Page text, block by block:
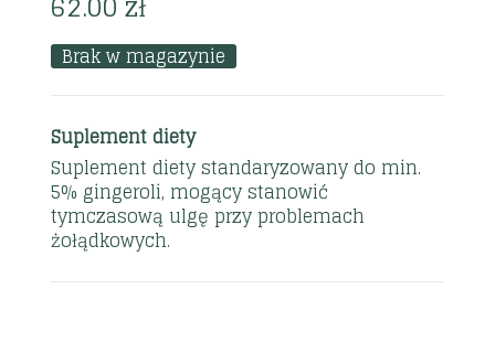
Brak w magazynie
Suplement diety
Suplement diety standaryzowany do min.
5% gingeroli, mogący stanowić
tymczasową ulgę przy problemach
żołądkowych.